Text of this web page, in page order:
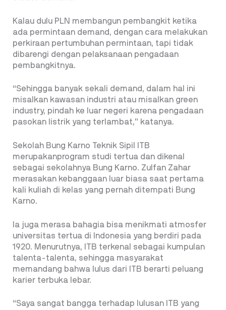
Kalau dulu PLN membangun pembangkit ketika
ada permintaan demand, dengan cara melakukan
perkiraan pertumbuhan permintaan, tapi tidak
dibarengi dengan pelaksanaan pengadaan
pembangkitnya.
“Sehingga banyak sekali demand, dalam hal ini
misalkan kawasan industri atau misalkan green
industry, pindah ke luar negeri karena pengadaan
pasokan listrik yang terlambat,” katanya.
Sekolah Bung Karno Teknik Sipil ITB
merupakanprogram studi tertua dan dikenal
sebagai sekolahnya Bung Karno. Zulfan Zahar
merasakan kebanggaan luar biasa saat pertama
kali kuliah di kelas yang pernah ditempati Bung
Karno.
Ia juga merasa bahagia bisa menikmati atmosfer
universitas tertua di Indonesia yang berdiri pada
1920. Menurutnya, ITB terkenal sebagai kumpulan
talenta-talenta, sehingga masyarakat
memandang bahwa lulus dari ITB berarti peluang
karier terbuka lebar.
“Saya sangat bangga terhadap lulusan ITB yang